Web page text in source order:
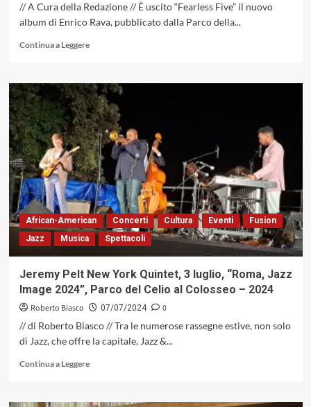
// A Cura della Redazione // È uscito “Fearless Five” il nuovo
album di Enrico Rava, pubblicato dalla Parco della...
Continua a LeggereLeggi
su
“Fearless
Five”
il
nuovo
lavoro
di
Enrico
Rava
(Parco
della
Musica
Records,
African-American Concerti Cultura Eventi
Fusion
Jazz
Musica Spettacoli
Jeremy Pelt New York Quintet, 3 luglio, “Roma, Jazz
Image 2024”, Parco del Celio al Colosseo – 2024
Roberto Biasco 07/07/2024
0
// di Roberto Biasco // Tra le numerose rassegne estive, non solo
di Jazz, che offre la capitale, Jazz &...
Continua a LeggereLeggi
su